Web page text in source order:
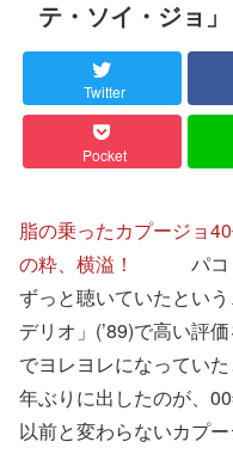
テ・ソイ・ジョ」
Twitter
Pocket
脂の乗ったカプージョ
の粋、横溢！
パコ
ずっと聴いていたとい
デリオ」(’89)で高い評
でヨレヨレになってい
年ぶりに出したのが、
以前と変わらないカプ